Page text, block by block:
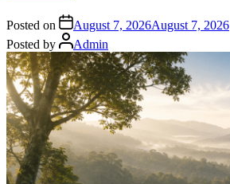
Posted on August 7, 2026August 7, 2026
Posted by
Admin